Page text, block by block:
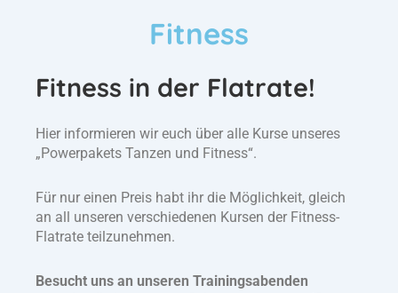
Fitness
Fitness in der Flatrate!
Hier informieren wir euch über alle Kurse unseres
„Powerpakets Tanzen und Fitness“.
Für nur einen Preis habt ihr die Möglichkeit, gleich
an all unseren verschiedenen Kursen der Fitness-
Flatrate teilzunehmen.
Besucht uns an unseren Trainingsabenden